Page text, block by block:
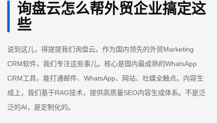
询盘云怎么帮外贸企业搞定这
些
说到这儿，得提提我们询盘云。作为国内领先的外贸Marketing
CRM软件，我们专注这些事儿。核心是国内最成熟的WhatsApp
CRM工具，能打通邮件、WhatsApp、网站、社媒全触点。内容生
成上，我们基于RAG技术，提供高质量SEO内容生成体系。不是泛
泛的AI，是定制化的。